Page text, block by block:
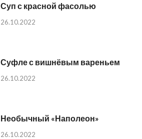
Суп с красной фасолью
26.10.2022
Суфле с вишнёвым вареньем
26.10.2022
Необычный «Наполеон»
26.10.2022